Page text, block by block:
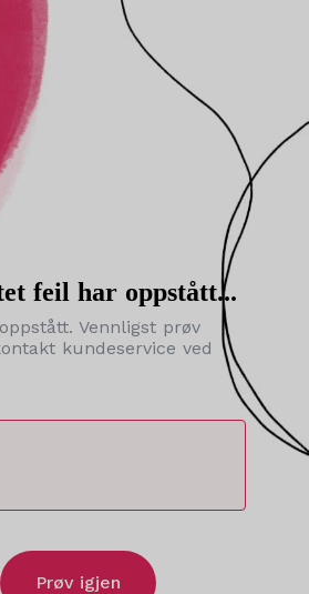
feil har oppstått...
Vennligst prøv
kundeservice ved
Prøv igjen